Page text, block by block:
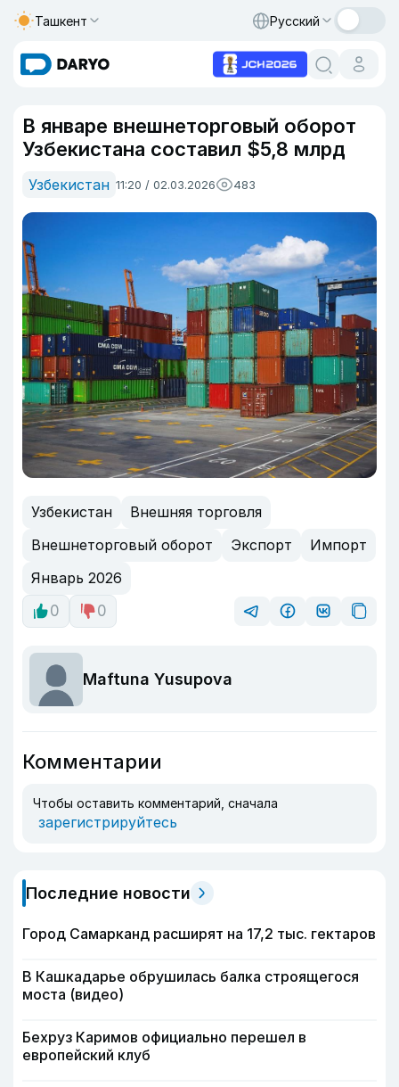
Ташкент Русский
В январе внешнеторговый оборот
Узбекистана составил $5,8 млрд
Узбекистан 11:20 / 02.03.2026 483
Узбекистан
Внешняя торговля
Внешнеторговый оборот
Экспорт
Импорт
Январь 2026
0
0
Maftuna Yusupova
Комментарии
Чтобы оставить комментарий, сначала
зарегистрируйтесь
Последние новости
Город Самарканд расширят на 17,2 тыс. гектаров
В Кашкадарье обрушилась балка строящегося
моста (видео)
Бехруз Каримов официально перешел в
европейский клуб